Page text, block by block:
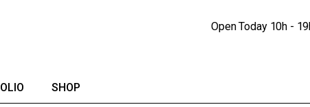
Open Today 10h -
SHOP